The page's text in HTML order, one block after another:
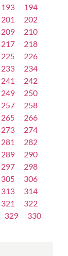
193
194
201
202
209
210
217
218
225
226
233
234
241
242
249
250
257
258
265
266
273
274
281
282
289
290
297
298
305
306
313
314
321
322
329 330